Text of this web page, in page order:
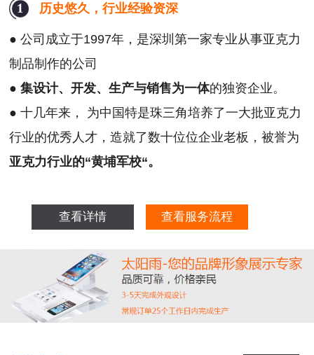
历史悠久，行业经验资深
● 公司成立于1997年，是深圳第一家专业从事亚克力
制品制作的公司
●集设计、开发、生产与销售为一体的独资企业。
● 十几年来， 为中国特是珠三角培养了一大批亚克力
行业的优秀人才，造就了数十位位企业老板，被誉为
亚克力行业的“黄埔军校“。
查看详情 查看服务流程